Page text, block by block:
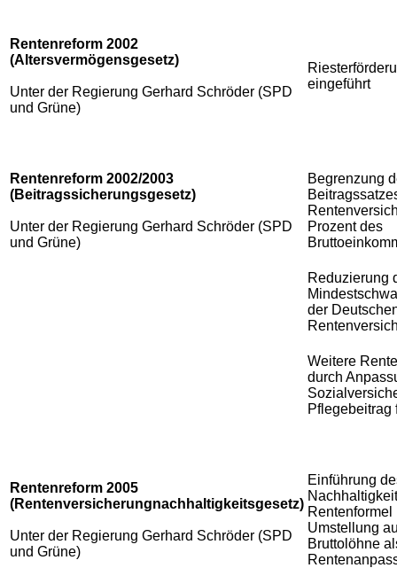
Rentenreform 2002
(Altersvermögensgesetz)
Unter der Regierung Gerhard Schröder (SPD
und Grüne)
eingeführt
Rentenreform 2002/2003
(Beitragssicherungsgesetz)
Unter der Regierung Gerhard Schröder (SPD
und Grüne)
Begrenzung
Prozent des
Reduzierung
der
Weitere
durch
Pflegebeitrag
Rentenreform 2005
(Rentenversicherungnachhaltigkeitsgesetz)
Unter der Regierung Gerhard Schröder (SPD
und Grüne)
Einführung
Umstellung
Bruttolöhne